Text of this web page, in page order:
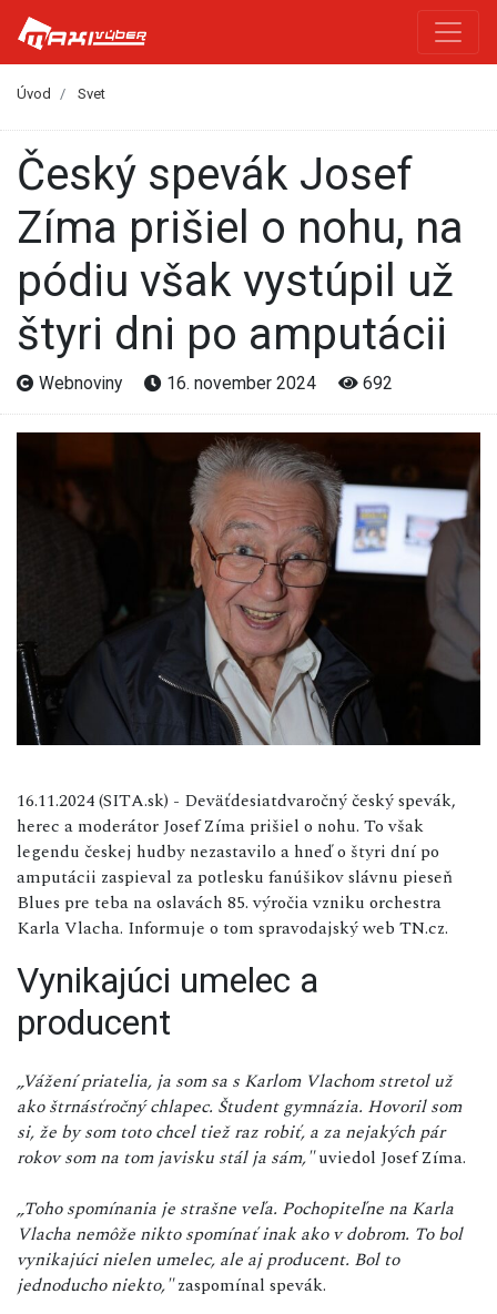
Úvod Svet
Český spevák Josef
Zíma prišiel o nohu, na
pódiu však vystúpil už
štyri dni po amputácii
Webnoviny 16. november 2024 692
16.11.2024 (SITA.sk) - Deväťdesiatdvaročný český spevák,
herec a moderátor Josef Zíma prišiel o nohu. To však
legendu českej hudby nezastavilo a hneď o štyri dní po
amputácii zaspieval za potlesku fanúšikov slávnu pieseň
Blues pre teba na oslavách 85. výročia vzniku orchestra
Karla Vlacha. Informuje o tom spravodajský web TN.cz.
Vynikajúci umelec a
producent
„Vážení priatelia, ja som sa s Karlom Vlachom stretol už
ako štrnásťročný chlapec. Študent gymnázia. Hovoril som
si, že by som toto chcel tiež raz robiť, a za nejakých pár
rokov som na tom javisku stál ja sám,"uviedol Josef Zíma.
„Toho spomínania je strašne veľa. Pochopiteľne na Karla
Vlacha nemôže nikto spomínať inak ako v dobrom. To bol
vynikajúci nielen umelec, ale aj producent. Bol to
jednoducho niekto,"zaspomínal spevák.